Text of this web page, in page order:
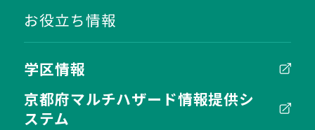
お役立ち情報
学区情報
京都府マルチハザード情報提供シ
ステム